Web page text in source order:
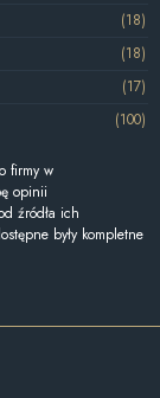
(18)
(18)
(17)
(100)
firmy w
opinii
źródła ich
były kompletne